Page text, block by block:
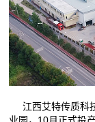
江西艾特传质科